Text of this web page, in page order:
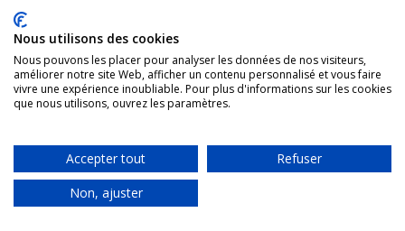
Bien cordialement,
Vivre Naturellement
http://vivrenaturellement.com
Rating based on4votes:
0
Nous utilisons des cookies
Nous pouvons les placer pour analyser les données de nos visiteurs,
améliorer notre site Web, afficher un contenu personnalisé et vous faire
vivre une expérience inoubliable. Pour plus d'informations sur les cookies
que nous utilisons, ouvrez les paramètres.
Accepter tout
Refuser
Non, ajuster